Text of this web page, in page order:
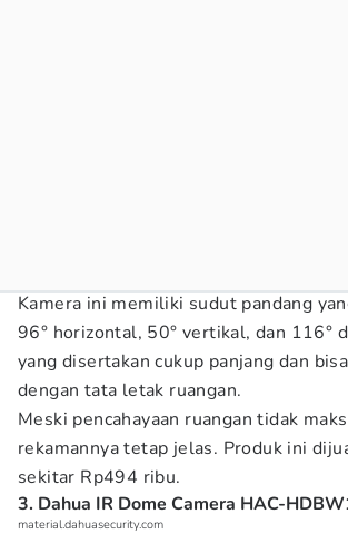
Kamera ini memiliki sudut pandang
96° horizontal, 50° vertikal, dan 116°
yang disertakan cukup panjang dan
dengan tata letak ruangan.
Meski pencahayaan ruangan tidak
rekamannya tetap jelas. Produk ini
sekitar Rp494 ribu.
3. Dahua IR Dome Camera HAC-
material.dahuasecurity.com